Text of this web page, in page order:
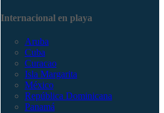
Internacional en playa
Aruba
Cuba
Curacao
Isla Margarita
México
República Dominicana
Panamá